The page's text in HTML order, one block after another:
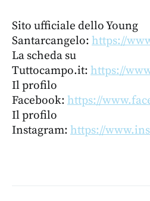
Sito ufficiale dello Young
Santarcangelo: https://
La scheda su
Tuttocampo.it: https://
Il profilo
Facebook: https://
Il profilo
Instagram: https://